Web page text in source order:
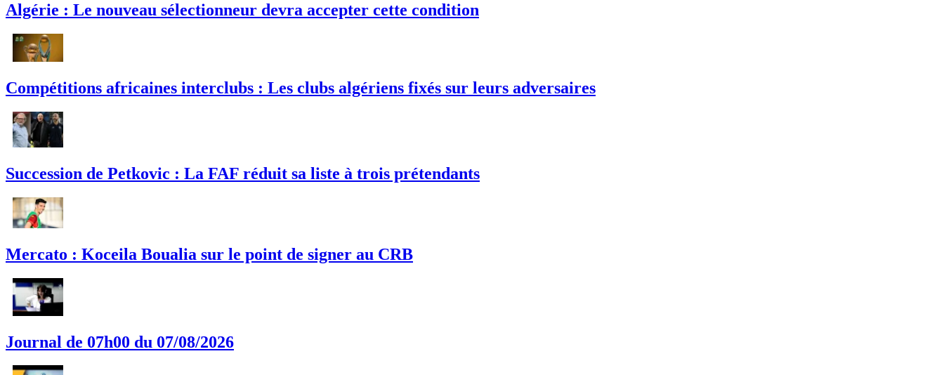
Algérie : Le nouveau sélectionneur devra accepter cette condition
Compétitions africaines interclubs : Les clubs algériens fixés sur leurs adversaires
Succession de Petkovic : La FAF réduit sa liste à trois prétendants
Mercato : Koceila Boualia sur le point de signer au CRB
Journal de 07h00 du 07/08/2026